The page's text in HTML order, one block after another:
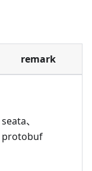
remark
seata、
protobuf